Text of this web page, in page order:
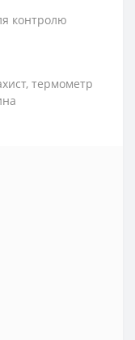
контролю
термометр